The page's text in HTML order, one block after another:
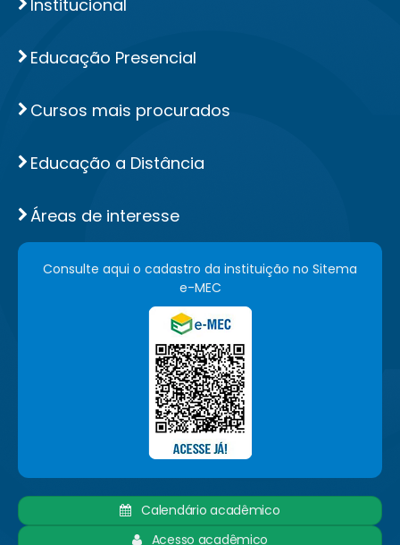
Institucional
Educação Presencial
Cursos mais procurados
Educação a Distância
Áreas de interesse
Consulte aqui o cadastro da instituição no Sitema
e-MEC
Calendário acadêmico
Acesso acadêmico